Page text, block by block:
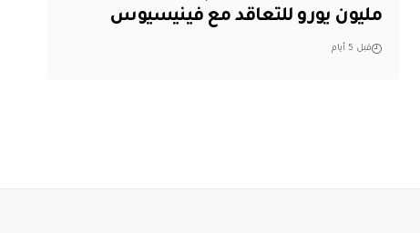
مليون يورو للتعاقد مع فينيسيوس
قبل 5 أيام